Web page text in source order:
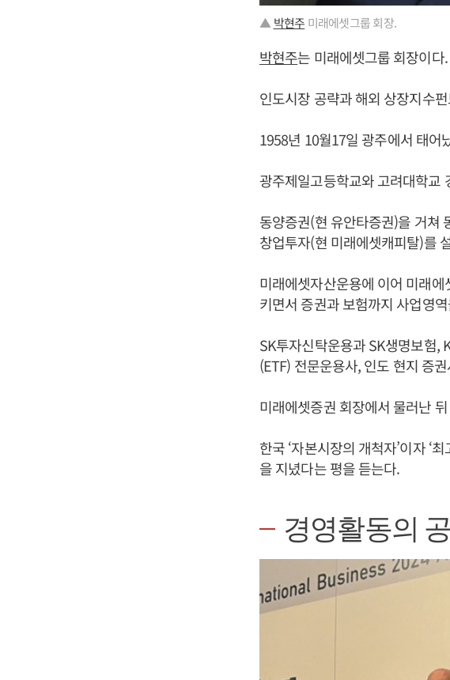
▲ 박현주 미래에셋그룹 회장.
박현주는 미래에셋그룹 회장이다.
인도시장 공략과 해외 상장지수
1958년 10월17일 광주에서 태어
광주제일고등학교와 고려대학교
동양증권(현 유안타증권)을 거쳐
창업투자(현 미래에셋캐피탈)를
미래에셋자산운용에 이어 미래
키면서 증권과 보험까지 사업영
SK투자신탁운용과 SK생명보험,
(ETF) 전문운용사, 인도 현지 증
미래에셋증권 회장에서 물러난
한국 ‘자본시장의 개척자’이자 ‘
을 지녔다는 평을 듣는다.
경영활동의